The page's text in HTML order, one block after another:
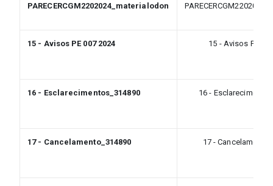
PARECERCGM2202024_materialodon
15 - Avisos PE 007 2024 15 - Avisos PE
16 - Esclarecimentos_314890 16 -
17 - Cancelamento_314890 17 -